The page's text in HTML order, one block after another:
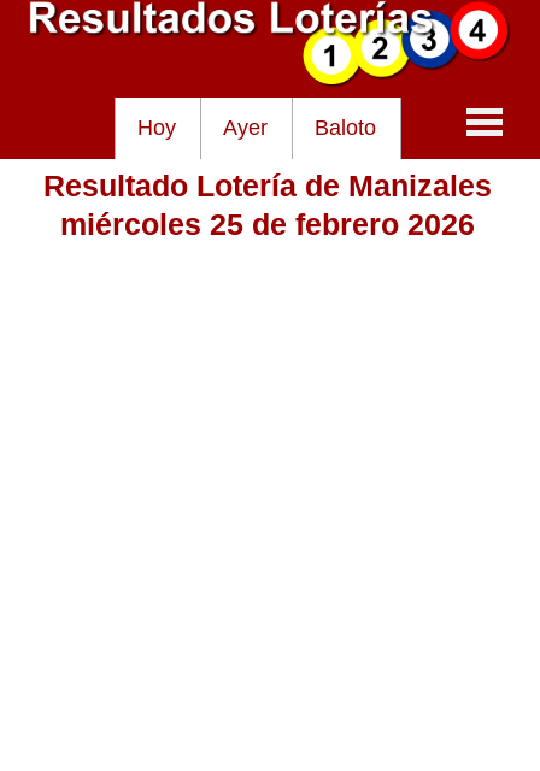
Hoy Ayer Baloto
Baloto
Resultado Lotería de Manizales
miércoles 25 de febrero 2026